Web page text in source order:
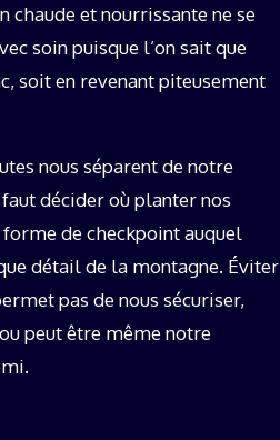
et nourrissante ne se
soin puisque l’on sait que
soit en revenant piteusement
nous séparent de notre
décider où planter nos
de checkpoint auquel
détail de la montagne. Éviter
pas de nous sécuriser,
peut être même notre